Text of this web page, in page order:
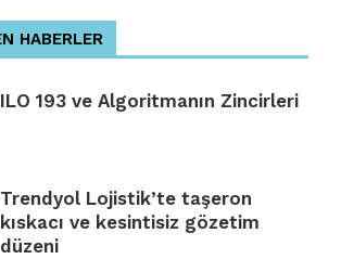
HABERLER
ILO 193 ve Algoritmanın Zincirleri
Trendyol Lojistik’te taşeron
kıskacı ve kesintisiz gözetim
düzeni